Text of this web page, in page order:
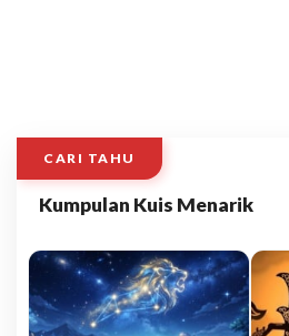
CARI TAHU
Kumpulan Kuis Menarik